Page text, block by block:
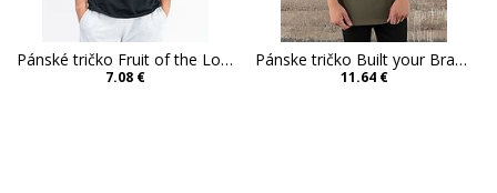
Pánské tričko Fruit of the Loom Iconic Premium
7.08 €
Pánske tričko Built your Brand Shaped Long
11.64 €